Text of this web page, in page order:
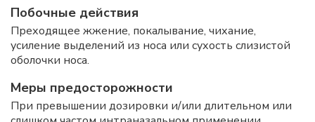
Побочные действия
Преходящее жжение, покалывание, чихание,
усиление выделений из носа или сухость слизистой
оболочки носа.
Меры предосторожности
При превышении дозировки и/или длительном или